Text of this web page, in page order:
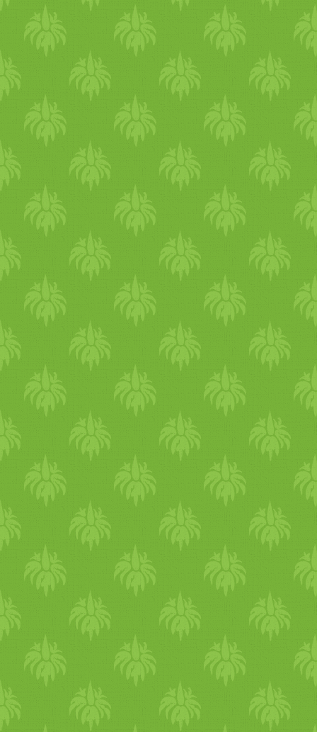
két nap alatt azért érdemes
meggondolni, mennyit
fagyasztónkban